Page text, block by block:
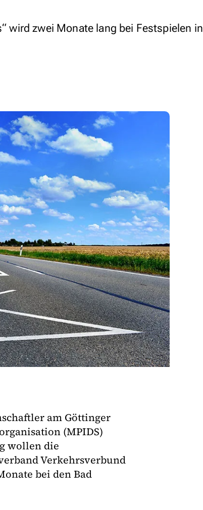
wird zwei Monate lang bei Festspielen in
am Göttinger
(MPIDS)
wollen die
Verkehrsverbund
bei den Bad